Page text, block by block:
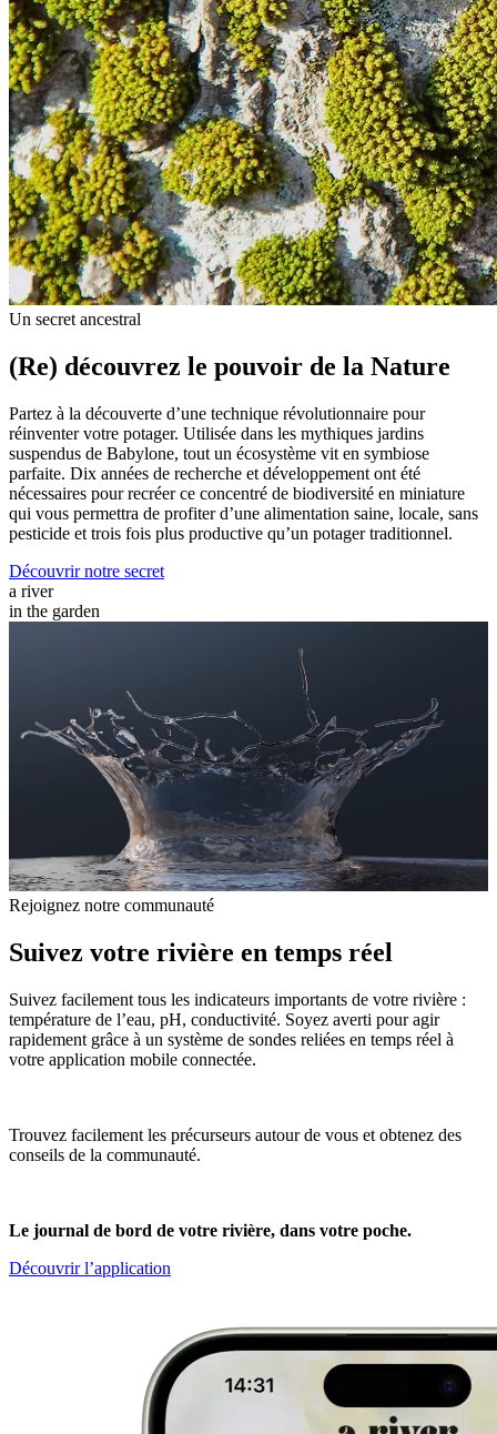
Un secret ancestral
(Re) découvrez le pouvoir de la Nature
Partez à la découverte d’une technique révolutionnaire pour
réinventer votre potager. Utilisée dans les mythiques jardins
suspendus de Babylone, tout un écosystème vit en symbiose
parfaite. Dix années de recherche et développement ont été
nécessaires pour recréer ce concentré de biodiversité en miniature
qui vous permettra de profiter d’une alimentation saine, locale, sans
pesticide et trois fois plus productive qu’un potager traditionnel.
Découvrir notre secret
a river
in the garden
Rejoignez notre communauté
Suivez votre rivière en temps réel
Suivez facilement tous les indicateurs importants de votre rivière :
température de l’eau, pH, conductivité. Soyez averti pour agir
rapidement grâce à un système de sondes reliées en temps réel à
votre application mobile connectée.
Trouvez facilement les précurseurs autour de vous et obtenez des
conseils de la communauté.
Le journal de bord de votre rivière, dans votre poche.
Découvrir l’application